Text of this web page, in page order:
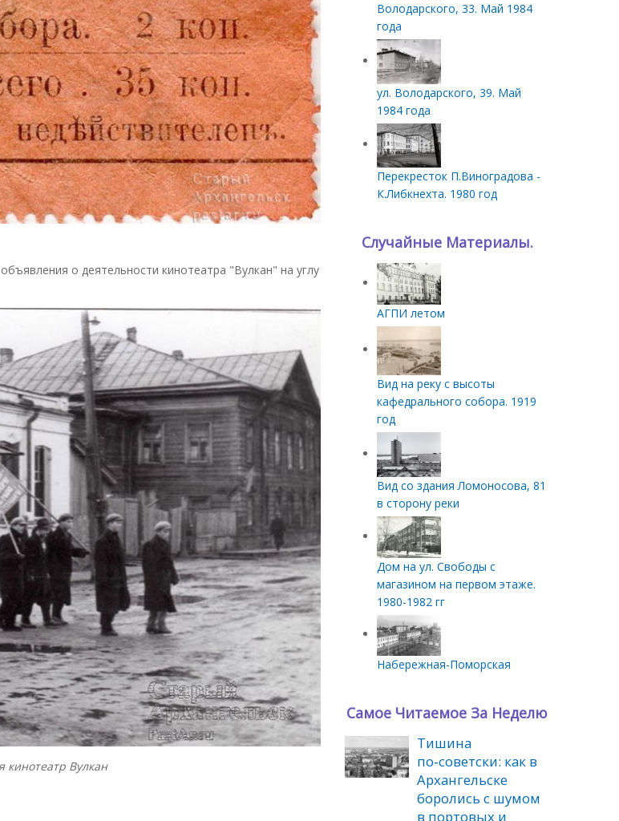
о деятельности кинотеатра "Вулкан" на углу
кинотеатр Вулкан
Володарского, 33. Май 1984
года
ул. Володарского, 39. Май
1984 года
Перекресток П.Виноградова -
К.Либкнехта. 1980 год
Случайные Материалы.
АГПИ летом
Вид на реку с высоты
кафедрального собора. 1919
год
Вид со здания Ломоносова, 81
в сторону реки
Дом на ул. Свободы с
магазином на первом этаже.
1980-1982 гг
Набережная-Поморская
Самое Читаемое За Неделю
Тишина
по‑советски: как в
Архангельске
боролись с шумом
в портовых и